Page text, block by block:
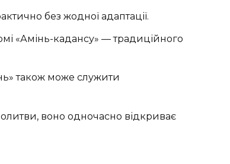
без жодної адаптації.
«Амінь-кадансу» — традиційного
також може служити
воно одночасно відкриває